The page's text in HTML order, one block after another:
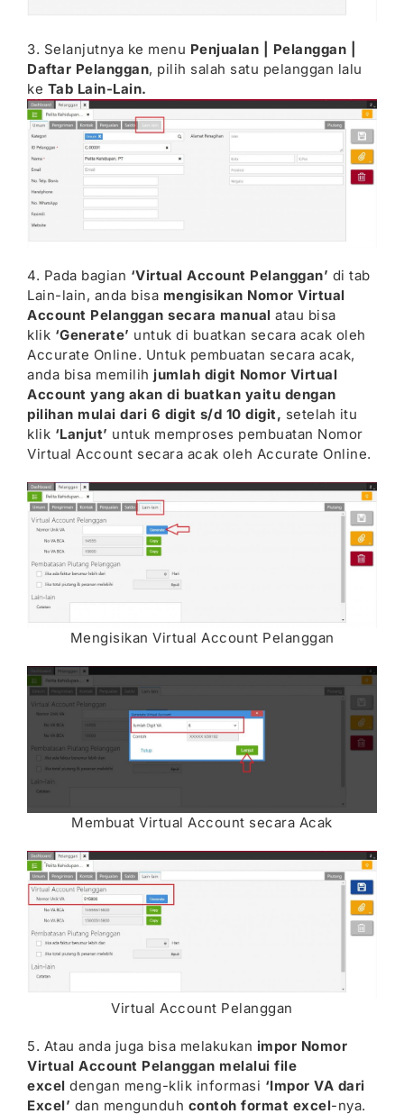
3. Selanjutnya ke menu Penjualan | Pelanggan |
Daftar Pelanggan, pilih salah satu pelanggan lalu
ke Tab Lain-Lain.
4. Pada bagian ‘Virtual Account Pelanggan’ di tab
Lain-lain, anda bisa mengisikan Nomor Virtual
Account Pelanggan secara manual atau bisa
klik ‘Generate’ untuk di buatkan secara acak oleh
Accurate Online. Untuk pembuatan secara acak,
anda bisa memilih jumlah digit Nomor Virtual
Account yang akan di buatkan yaitu dengan
pilihan mulai dari 6 digit s/d 10 digit, setelah itu
klik ‘Lanjut’ untuk memproses pembuatan Nomor
Virtual Account secara acak oleh Accurate Online.
Mengisikan Virtual Account Pelanggan
Membuat Virtual Account secara Acak
Virtual Account Pelanggan
5. Atau anda juga bisa melakukan impor Nomor
Virtual Account Pelanggan melalui file
excel dengan meng-klik informasi ‘Impor VA dari
Excel’ dan mengunduh contoh format excel-nya.